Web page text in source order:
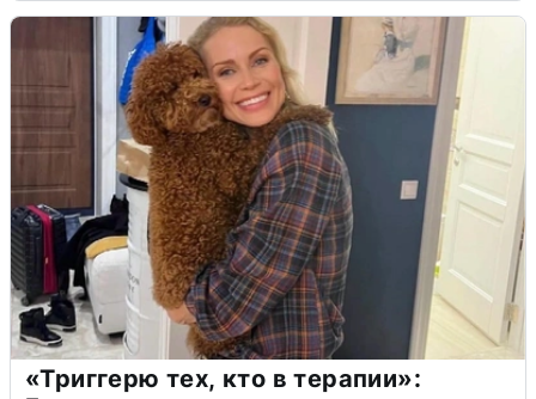
«Триггерю тех, кто в терапии»: